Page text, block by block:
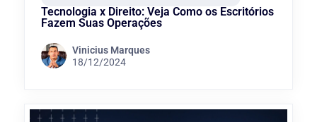
Tecnologia x Direito: Veja Como os Escritórios
Fazem Suas Operações
Vinicius Marques
18/12/2024